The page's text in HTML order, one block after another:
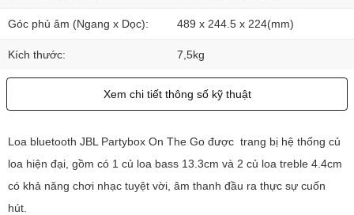
Góc phủ âm (Ngang x Dọc): 489 x 244.5 x 224(mm)
Kích thước: 7,5kg
Xem chi tiết thông số kỹ thuật
Loa bluetooth JBL Partybox On The Go được trang bị hệ thống củ
loa hiện đại, gồm có 1 củ loa bass 13.3cm và 2 củ loa treble 4.4cm
có khả năng chơi nhạc tuyệt vời, âm thanh đầu ra thực sự cuốn
hút.